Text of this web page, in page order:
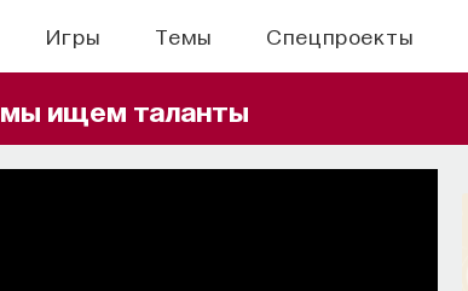
Игры Темы Спецпроекты
мы ищем таланты